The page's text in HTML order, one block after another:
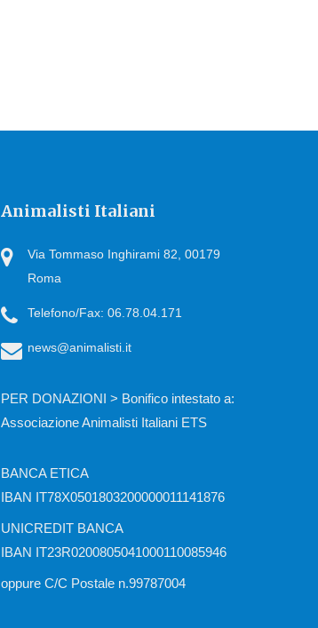
Animalisti Italiani
Via Tommaso Inghirami 82, 00179
Roma
Telefono/Fax: 06.78.04.171
news@animalisti.it
PER DONAZIONI > Bonifico intestato a:
Associazione Animalisti Italiani ETS
BANCA ETICA
IBAN IT78X0501803200000011141876
UNICREDIT BANCA
IBAN IT23R0200805041000110085946
oppure C/C Postale n.99787004